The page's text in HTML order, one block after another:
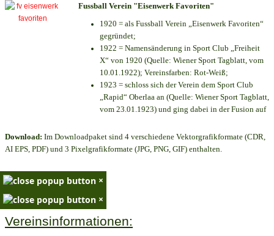
Fussball Verein "Eisenwerk Favoriten"
1920 = als Fussball Verein „Eisenwerk Favoriten“
gegründet;
1922 = Namensänderung in Sport Club „Freiheit
X“ von 1920 (Quelle: Wiener Sport Tagblatt, vom
10.01.1922); Vereinsfarben: Rot-Weiß;
1923 = schloss sich der Verein dem Sport Club
„Rapid“ Oberlaa an (Quelle: Wiener Sport Tagblatt,
vom 23.01.1923) und ging dabei in der Fusion auf
Download: Im Downloadpaket sind 4 verschiedene Vektorgrafikformate (CDR,
AI EPS, PDF) und 3 Pixelgrafikformate (JPG, PNG, GIF) enthalten.
×
×
Vereinsinformationen: